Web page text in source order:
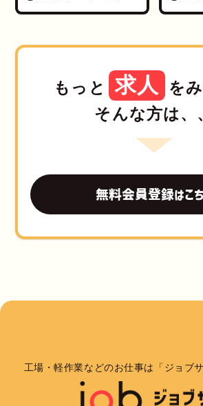
もっと 求人
を
そんな方は、
無料会員登録はこ
工場・軽作業などのお仕事は「ジョブ